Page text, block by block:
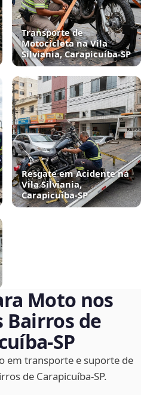
Transporte de
Motocicleta na Vila
Silviania, Carapicuíba‑SP
Resgate em Acidente na
Vila Silviania,
Carapicuíba‑SP
Moto nos
Bairros de
em transporte e suporte de
de Carapicuíba‑SP.